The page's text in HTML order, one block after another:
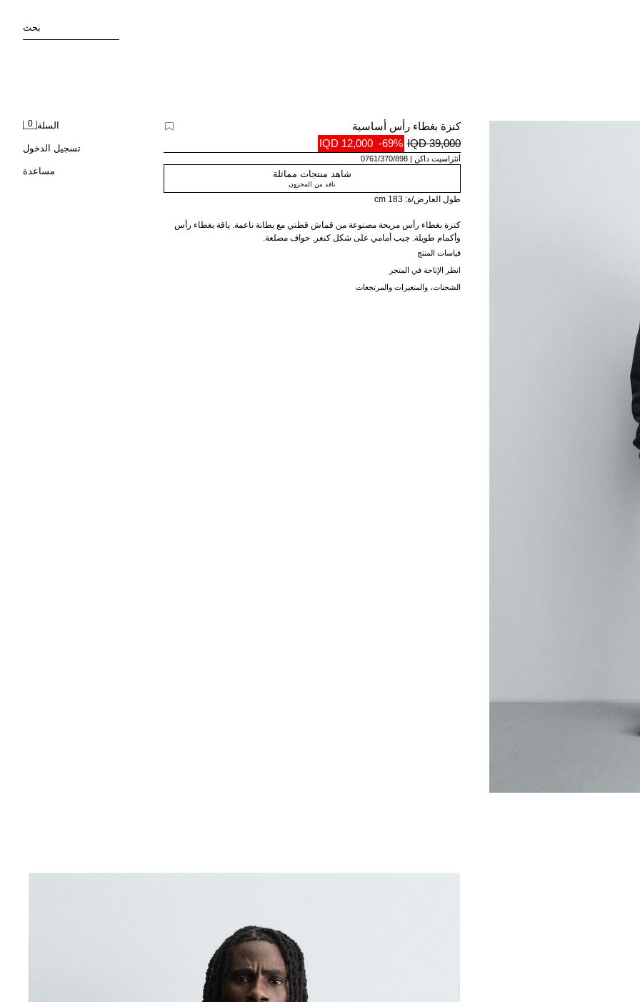
بحث
السلة 0
تسجيل الدخول
مساعدة
كنزة بغطاء رأس أساسية
39,000 IQD
-69%
12,000 IQD
أنثراسيت داكن 0761/370/898
شاهد منتجات مماثلة
نافد من المخزون
طول العارض/ة: 183 cm
كنزة بغطاء رأس مريحة مصنوعة من قماش قطني مع بطانة ناعمة. ياقة بغطاء رأس
وأكمام طويلة. جيب أمامي على شكل كنغر. حواف مضلعة.
قياسات المنتج
انظر الإتاحة في المتجر
الشحنات، والمتغيرات والمرتجعات